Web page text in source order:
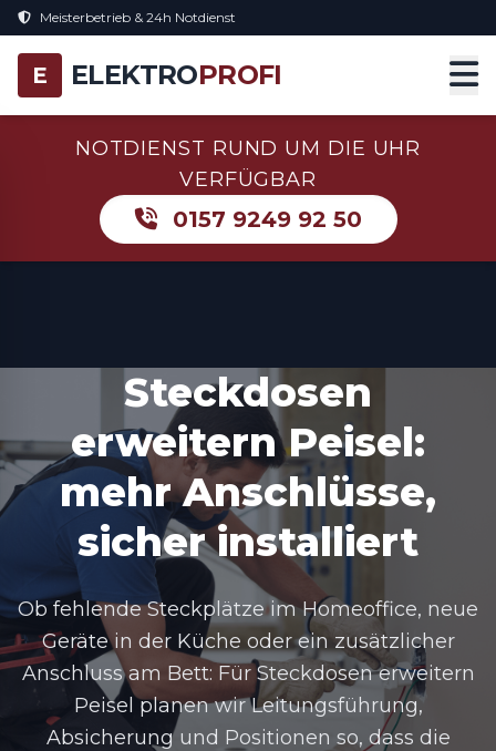
Meisterbetrieb & 24h Notdienst
E ELEKTROPROFI
NOTDIENST RUND UM DIE UHR
VERFÜGBAR
0157 9249 92 50
Steckdosen
erweitern Peisel:
mehr Anschlüsse,
sicher installiert
Ob fehlende Steckplätze im Homeoffice, neue
Geräte in der Küche oder ein zusätzlicher
Anschluss am Bett: Für Steckdosen erweitern
Peisel planen wir Leitungsführung,
Absicherung und Positionen so, dass die